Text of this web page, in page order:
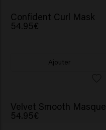
Confident Curl Mask
54.95€
Ajouter
Velvet Smooth Masque
54.95€